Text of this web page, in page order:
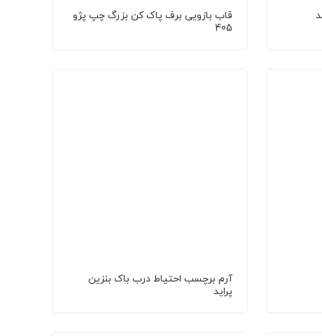
قاب بازویی برف پاک کن بزرگ چپ پژو
405
آرم برچسب احتیاط درب باک بنزین
پراید